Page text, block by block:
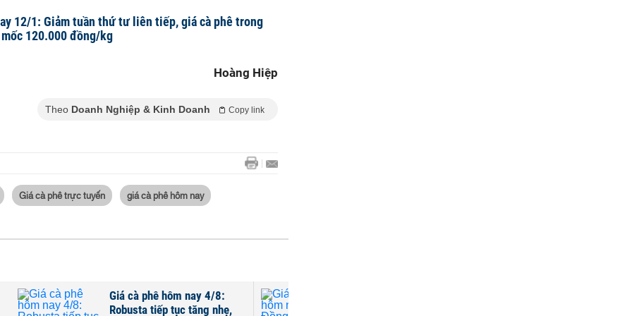
12/1: Giảm tuần thứ tư liên tiếp, giá cà phê trong
120.000 đồng/kg
Hoàng Hiệp
Theo Doanh Nghiệp & Kinh Doanh Copy link
Giá cà phê trực tuyến giá cà phê hôm nay
Giá cà phê hôm nay 4/8:
Robusta tiếp tục tăng nhẹ,